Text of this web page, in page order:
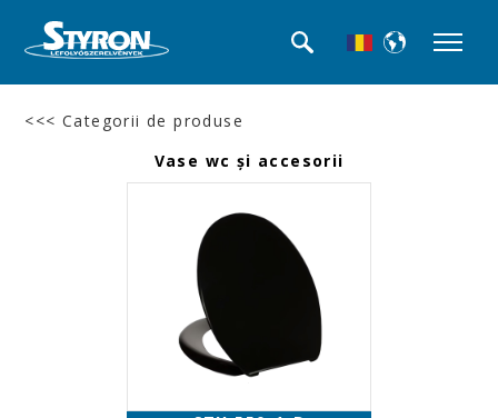
<<< Categorii de produse
Vase wc şi accesorii